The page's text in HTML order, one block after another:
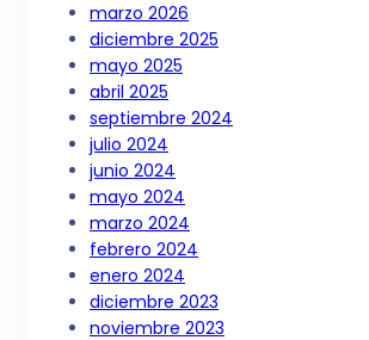
marzo 2026
diciembre 2025
mayo 2025
abril 2025
septiembre 2024
julio 2024
junio 2024
mayo 2024
marzo 2024
febrero 2024
enero 2024
diciembre 2023
noviembre 2023